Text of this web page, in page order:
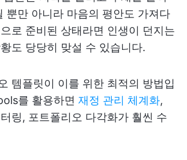
뿐만 아니라 마음의 평안도 가져다
로 준비된 상태라면 인생이 던지는
도 당당히 맞설 수 있습니다.
템플릿이 이를 위한 최적의 방법입
를 활용하면 재정 관리 체계화,
링, 포트폴리오 다각화가 훨씬 수